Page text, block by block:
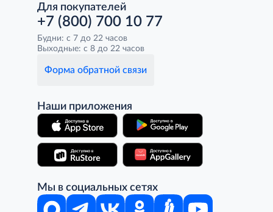
Для покупателей
+7 (800) 700 10 77
Будни: с 7 до 22 часов
Выходные: с 8 до 22 часов
Форма обратной связи
Наши приложения
Мы в социальных сетях